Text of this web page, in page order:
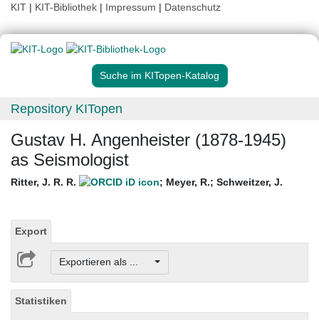
KIT | KIT-Bibliothek | Impressum | Datenschutz
Suche im KITopen-Katalog
Repository KITopen
Gustav H. Angenheister (1878-1945)
as Seismologist
Ritter, J. R. R. ; Meyer, R.; Schweitzer, J.
Export
Exportieren als ...
Statistiken